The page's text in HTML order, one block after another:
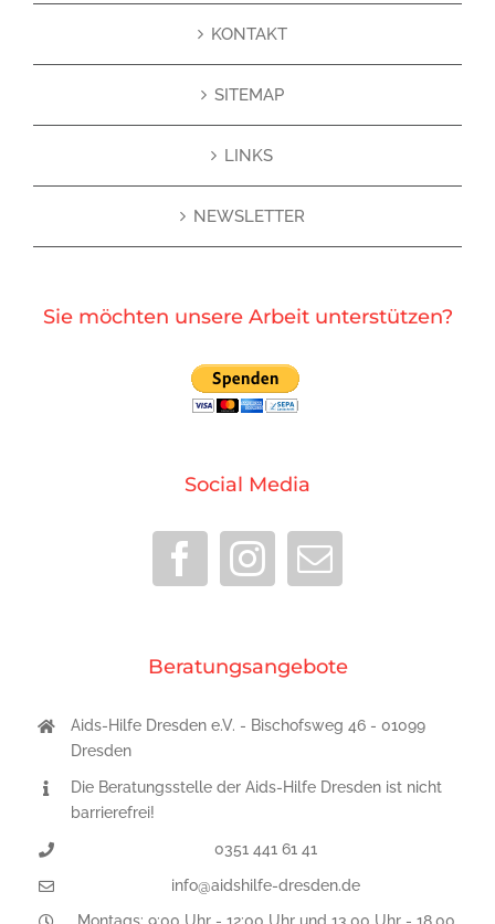
KONTAKT
SITEMAP
LINKS
NEWSLETTER
Sie möchten unsere Arbeit unterstützen?
Social Media
Beratungsangebote
Aids-Hilfe Dresden e.V. - Bischofsweg 46 - 01099
Dresden
Die Beratungsstelle der Aids-Hilfe Dresden ist nicht
barrierefrei!
0351 441 61 41
info@aidshilfe-dresden.de